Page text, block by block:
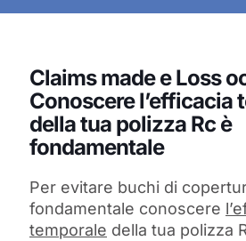
Claims made e Loss
Conoscere l’efficacia
della tua polizza Rc è
fondamentale
Per evitare buchi di
fondamentale conoscere
temporale della tua polizza